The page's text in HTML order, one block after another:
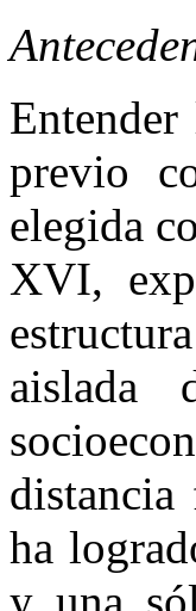
previo
elegida
XVI,
aislada
distancia
ha